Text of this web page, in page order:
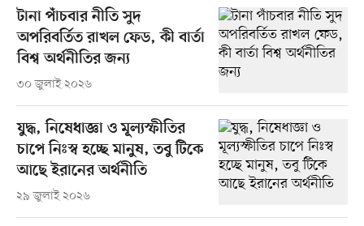
টানা পাঁচবার নীতি সুদ
অপরিবর্তিত রাখল ফেড, কী বার্তা
বিশ্ব অর্থনীতির জন্য
৩০ জুলাই ২০২৬
যুদ্ধ, নিষেধাজ্ঞা ও মূল্যস্ফীতির
চাপে নিঃস্ব হচ্ছে মানুষ, তবু টিকে
আছে ইরানের অর্থনীতি
২৯ জুলাই ২০২৬